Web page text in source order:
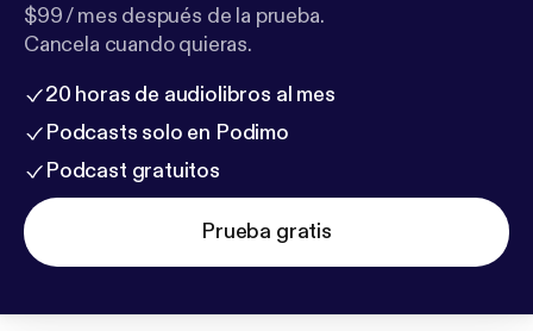
$99 / mes después de la prueba.
Cancela cuando quieras.
20 horas de audiolibros al mes
Podcasts solo en Podimo
Podcast gratuitos
Prueba gratis